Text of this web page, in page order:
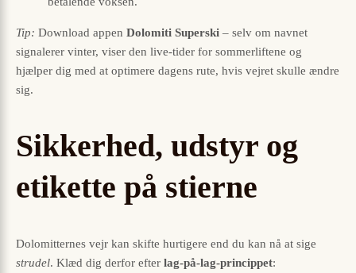
Tip: Download appen Dolomiti Superski – selv om navnet
signalerer vinter, viser den live-tider for sommerliftene og
hjælper dig med at optimere dagens rute, hvis vejret skulle ændre
sig.
Sikkerhed, udstyr og
etikette på stierne
Dolomitternes vejr kan skifte hurtigere end du kan nå at sige
strudel. Klæd dig derfor efter lag-på-lag-princippet: